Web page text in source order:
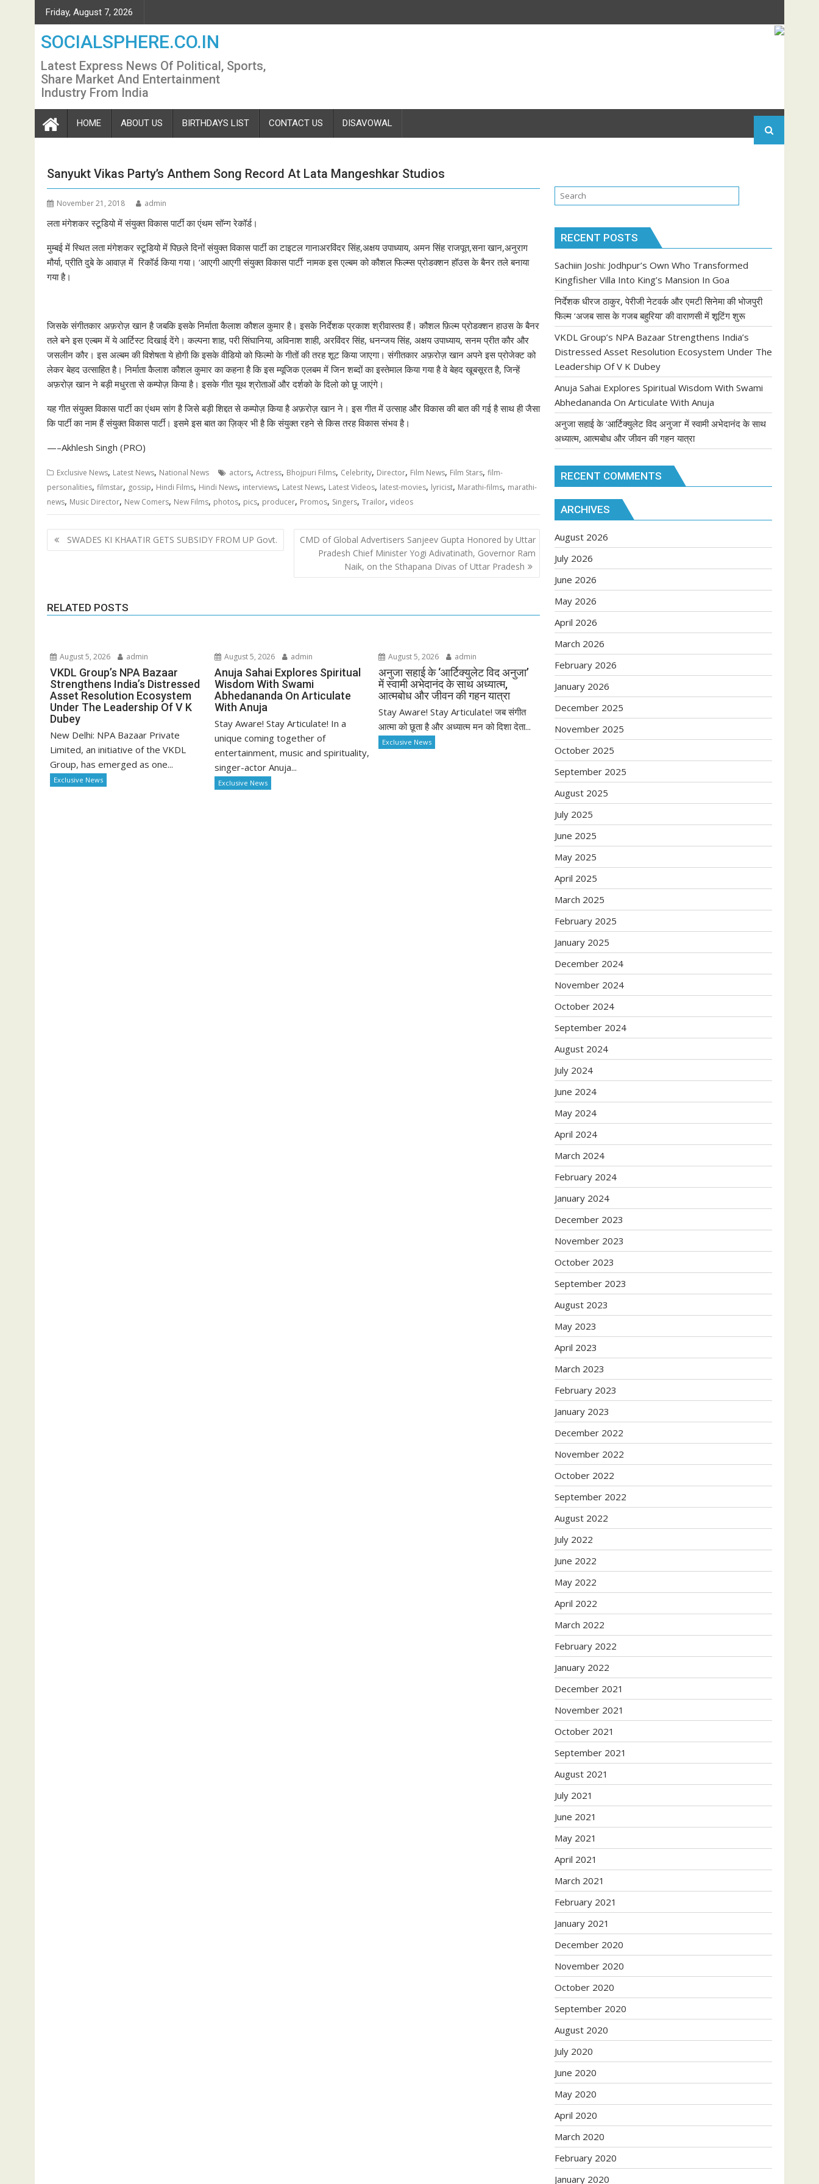
Skip
to
content
Friday, August 7, 2026
SOCIALSPHERE.CO.IN
Latest Express News Of Political, Sports,
Share Market And Entertainment
Industry From India
HOME ABOUT US BIRTHDAYS LIST CONTACT US DISAVOWAL
Sanyukt Vikas Party’s Anthem Song Record At Lata Mangeshkar Studios
November 21, 2018 admin
लता मंगेशकर स्टूडियो में संयुक्त विकास पार्टी का एंथम सॉन्ग रेकॉर्ड।
मुम्बई में स्थित लता मंगेशकर स्टूडियो में पिछले दिनों संयुक्त विकास पार्टी का टाइटल गानाअरविंदर सिंह,अक्षय उपाध्याय, अमन सिंह राजपूत,सना खान,अनुराग
मौर्या, प्रीति दुबे के आवाज़ में रिकॉर्ड किया गया। ‘आएगी आएगी संयुक्त विकास पार्टी’ नामक इस एल्बम को कौशल फिल्म्स प्रोडक्शन हॉउस के बैनर तले बनाया
गया है।
जिसके संगीतकार अफ़रोज़ खान है जबकि इसके निर्माता कैलाश कौशल कुमार है। इसके निर्देशक प्रकाश श्रीवास्तव हैं। कौशल फ़िल्म प्रोडक्शन हाउस के बैनर
तले बने इस एल्बम में ये आर्टिस्ट दिखाई देंगे। कल्पना शाह, परी सिंघानिया, अविनाश शाही, अरविंदर सिंह, धनन्जय सिंह, अक्षय उपाध्याय, सनम प्रीत कौर और
जसलीन कौर। इस अल्बम की विशेषता ये होगी कि इसके वीडियो को फिल्मो के गीतों की तरह शूट किया जाएगा। संगीतकार अफ़रोज़ खान अपने इस प्रोजेक्ट को
लेकर बेहद उत्साहित है। निर्माता कैलाश कौशल कुमार का कहना है कि इस म्यूजिक एलबम में जिन शब्दों का इस्तेमाल किया गया है वे बेहद खूबसूरत है, जिन्हें
अफ़रोज़ खान ने बड़ी मधुरता से कम्पोज़ किया है। इसके गीत यूथ श्रोताओं और दर्शको के दिलो को छू जाएंगे।
यह गीत संयुक्त विकास पार्टी का एंथम सांग है जिसे बड़ी शिद्दत से कम्पोज़ किया है अफ़रोज़ खान ने। इस गीत में उत्साह और विकास की बात की गई है साथ ही जैसा
कि पार्टी का नाम हैं संयुक्त विकास पार्टी। इसमे इस बात का ज़िक्र भी है कि संयुक्त रहने से किस तरह विकास संभव है।
—–Akhlesh Singh (PRO)
Exclusive News, Latest News, National News actors, Actress, Bhojpuri Films, Celebrity, Director, Film News, Film Stars, film-
personalities, filmstar, gossip, Hindi Films, Hindi News, interviews, Latest News, Latest Videos, latest-movies, lyricist, Marathi-films, marathi-
news, Music Director, New Comers, New Films, photos, pics, producer, Promos, Singers, Trailor, videos
Post
navigation
SWADES KI KHAATIR GETS SUBSIDY FROM UP Govt.
CMD of Global Advertisers Sanjeev Gupta Honored by Uttar
Pradesh Chief Minister Yogi Adivatinath, Governor Ram
Naik, on the Sthapana Divas of Uttar Pradesh
RELATED POSTS
August 5, 2026 admin
VKDL Group’s NPA Bazaar
Strengthens India’s Distressed
Asset Resolution Ecosystem
Under The Leadership Of V K
Dubey
New Delhi: NPA Bazaar Private
Limited, an initiative of the VKDL
Group, has emerged as one...
Exclusive News
August 5, 2026 admin
Anuja Sahai Explores Spiritual
Wisdom With Swami
Abhedananda On Articulate
With Anuja
Stay Aware! Stay Articulate! In a
unique coming together of
entertainment, music and spirituality,
singer-actor Anuja...
Exclusive News
August 5, 2026 admin
अनुजा सहाई के ‘आर्टिक्युलेट विद अनुजा’
में स्वामी अभेदानंद के साथ अध्यात्म,
आत्मबोध और जीवन की गहन यात्रा
Stay Aware! Stay Articulate! जब संगीत
आत्मा को छूता है और अध्यात्म मन को दिशा देता...
Exclusive News
RECENT POSTS
Sachiin Joshi: Jodhpur’s Own Who Transformed
Kingfisher Villa Into King’s Mansion In Goa
निर्देशक धीरज ठाकुर, पेरीजी नेटवर्क और एमटी सिनेमा की भोजपुरी
फिल्म ‘अजब सास के गजब बहुरिया’ की वाराणसी में शूटिंग शुरू
VKDL Group’s NPA Bazaar Strengthens India’s
Distressed Asset Resolution Ecosystem Under The
Leadership Of V K Dubey
Anuja Sahai Explores Spiritual Wisdom With Swami
Abhedananda On Articulate With Anuja
अनुजा सहाई के ‘आर्टिक्युलेट विद अनुजा’ में स्वामी अभेदानंद के साथ
अध्यात्म, आत्मबोध और जीवन की गहन यात्रा
RECENT COMMENTS
ARCHIVES
August 2026
July 2026
June 2026
May 2026
April 2026
March 2026
February 2026
January 2026
December 2025
November 2025
October 2025
September 2025
August 2025
July 2025
June 2025
May 2025
April 2025
March 2025
February 2025
January 2025
December 2024
November 2024
October 2024
September 2024
August 2024
July 2024
June 2024
May 2024
April 2024
March 2024
February 2024
January 2024
December 2023
November 2023
October 2023
September 2023
August 2023
May 2023
April 2023
March 2023
February 2023
January 2023
December 2022
November 2022
October 2022
September 2022
August 2022
July 2022
June 2022
May 2022
April 2022
March 2022
February 2022
January 2022
December 2021
November 2021
October 2021
September 2021
August 2021
July 2021
June 2021
May 2021
April 2021
March 2021
February 2021
January 2021
December 2020
November 2020
October 2020
September 2020
August 2020
July 2020
June 2020
May 2020
April 2020
March 2020
February 2020
January 2020